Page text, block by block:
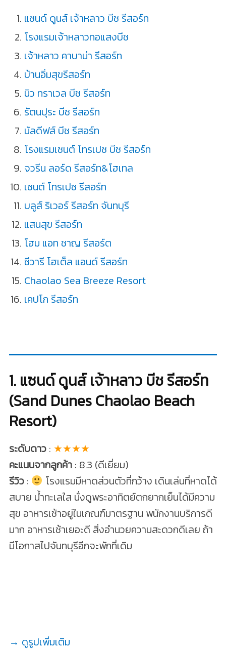
แซนด์ ดูนส์ เจ้าหลาว บีช รีสอร์ท
โรงแรมเจ้าหลาวทอแสงบีช
เจ้าหลาว คาบาน่า รีสอร์ท
บ้านอิ่มสุขรีสอร์ท
นิว ทราเวล บีช รีสอร์ท
รัตนปุระ บีช รีสอร์ท
มัลดีฟส์ บีช รีสอร์ท
โรงแรมเซนต์ โทรเปซ บีช รีสอร์ท
จวรีน ลอร์ด รีสอร์ท&โฮเทล
เซนต์ โทรเปซ รีสอร์ท
บลูส์ ริเวอร์ รีสอร์ท จันทบุรี
แสนสุข รีสอร์ท
โฮม แอท ชาญ รีสอร์ต
ชีวารี โฮเต็ล แอนด์ รีสอร์ท
Chaolao Sea Breeze Resort
เคปโก รีสอร์ท
1. แซนด์ ดูนส์ เจ้าหลาว บีช รีสอร์ท
(Sand Dunes Chaolao Beach
Resort)
ระดับดาว: ★★★★
คะแนนจากลูกค้า: 8.3 (ดีเยี่ยม)
รีวิว:
โรงแรมมีหาดส่วนตัวที่กว้าง เดินเล่นที่หาดได้
สบาย น้ำทะเลใส นั่งดูพระอาทิตย์ตกยากเย็นได้มีความ
สุข อาหารเช้าอยู่ในเกณฑ์มาตรฐาน พนักงานบริการดี
มาก อาหารเช้าเยอะดี สิ่งอำนวยความสะดวกดีเลย ถ้า
มีโอกาสไปจันทบุรีอีกจะพักที่เดิม
→ ดูรูปเพิ่มเติม